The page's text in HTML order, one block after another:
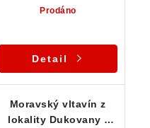
Prodáno
Detail
Moravský vltavín z
lokality Dukovany -